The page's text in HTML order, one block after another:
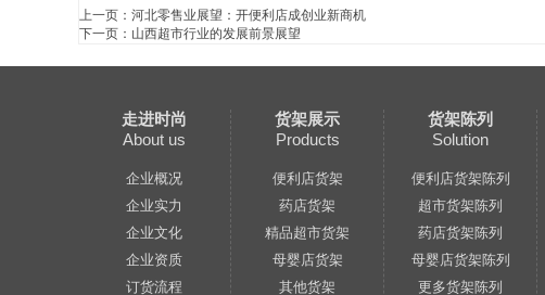
上一页： 河北零售业展望：开便利店成创业新商机
下一页： 山西超市行业的发展前景展望
走进时尚
About us
企业概况
企业实力
企业文化
企业资质
订货流程
货架展示
Products
便利店货架
药店货架
精品超市货架
母婴店货架
其他货架
货架陈列
Solution
便利店货架陈列
超市货架陈列
药店货架陈列
母婴店货架陈列
更多货架陈列